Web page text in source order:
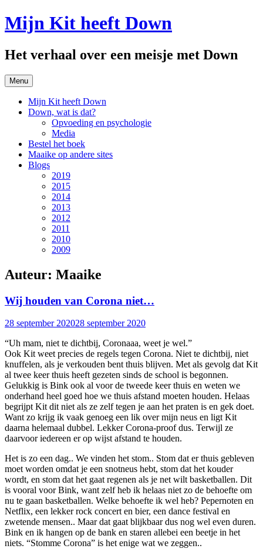
Spring
naar
Mijn Kit heeft Down
Het verhaal over een meisje met Down
Menu
Mijn Kit heeft Down
Down, wat is dat?
Opvoeding en psychologie
Media
Bestel het boek
Maaike op andere sites
Blogs
2019
2015
2014
2013
2012
2011
2010
2009
Auteur: Maaike
Wij houden van Corona niet…
28 september 202028 september 2020
“Uh mam, niet te dichtbij, Coronaaa, weet je wel.”
Ook Kit weet precies de regels tegen Corona. Niet te dichtbij, niet
knuffelen, als je verkouden bent thuis blijven. Met als gevolg dat Kit
al twee keer thuis heeft gezeten sinds de school is begonnen.
Gelukkig is Bink ook al voor de tweede keer thuis en weten we
onderhand heel goed hoe we thuis afstand moeten houden. Helaas
begrijpt Kit dit niet als ze zelf tegen je aan het praten is en gek doet.
Want zo krijg ik vaak genoeg een lik over mijn neus en ligt Kit
daarna helemaal dubbel. Lekker Corona-proof dus. Terwijl ze
daarvoor iedereen er op wijst afstand te houden.
Het is zo een dag.. We vinden het stom.. Stom dat er thuis gebleven
moet worden omdat je een snotneus hebt, stom dat het kouder
wordt, en stom dat het gaat regenen als je net wilt basketballen. Dit
is vooral voor Bink, want zelf heb ik helaas niet zo de behoefte om
nu te gaan basketballen. Welke behoefte ik wel heb? Pepernoten en
Netflix, een lekker rock concert en bier, een dance festival en
zwetende mensen.. Maar dat gaat blijkbaar dus nog wel even duren.
Bink en ik hangen op de bank en staren allebei een beetje in het
niets. “Stomme Corona” is het enige wat we zeggen..